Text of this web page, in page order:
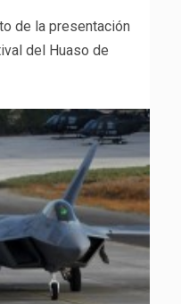
de la presentación
del Huaso de